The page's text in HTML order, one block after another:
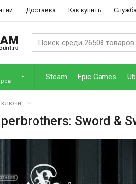
Доставка Как купить
Steam Epic Games
ключи
Sword &